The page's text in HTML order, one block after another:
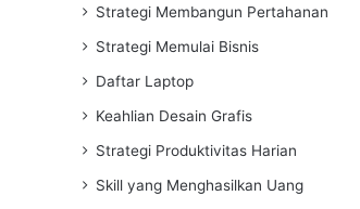
Strategi Membangun Pertahanan
Strategi Memulai Bisnis
Daftar Laptop
Keahlian Desain Grafis
Strategi Produktivitas Harian
Skill yang Menghasilkan Uang